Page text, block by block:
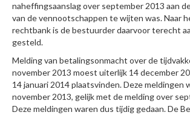
naheffingsaanslag over september 2013 aan
van de vennootschappen te wijten was. Naar
rechtbank is de bestuurder daarvoor terecht
gesteld.
Melding van betalingsonmacht over de
november 2013 moest uiterlijk 14 december
14 januari 2014 plaatsvinden. Deze meldingen
november 2013, gelijk met de melding over
Deze meldingen waren dus tijdig gedaan. De